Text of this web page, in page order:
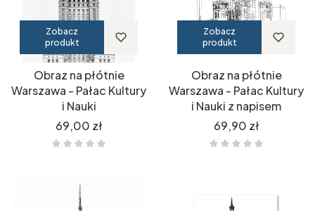
Zobacz
produkt
Obraz na płótnie
Warszawa - Pałac Kultury
i Nauki
Cena
69,00 zł
Zobacz
produkt
Obraz na płótnie
Warszawa - Pałac Kultury
i Nauki z napisem
Cena
69,90 zł